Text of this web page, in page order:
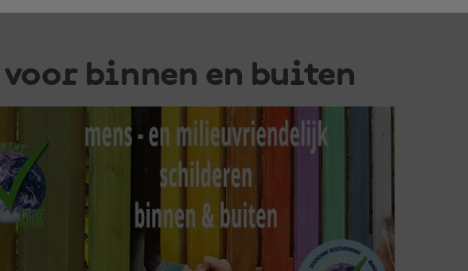
binnen en buiten